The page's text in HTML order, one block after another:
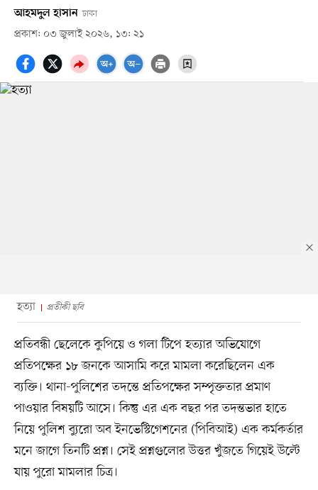
আহমদুল হাসান ঢাকা
প্রকাশ: ০৩ জুলাই ২০২৬, ১৩: ২১
হত্যা প্রতীকী ছবি
প্রতিবন্ধী ছেলেকে কুপিয়ে ও গলা টিপে হত্যার অভিযোগে
প্রতিপক্ষের ১৮ জনকে আসামি করে মামলা করেছিলেন এক
ব্যক্তি। থানা-পুলিশের তদন্তে প্রতিপক্ষের সম্পৃক্ততার প্রমাণ
পাওয়ার বিষয়টি আসে। কিন্তু এর এক বছর পর তদন্তভার হাতে
নিয়ে পুলিশ ব্যুরো অব ইনভেস্টিগেশনের (পিবিআই) এক কর্মকর্তার
মনে জাগে তিনটি প্রশ্ন। সেই প্রশ্নগুলোর উত্তর খুঁজতে গিয়েই উল্টে
যায় পুরো মামলার চিত্র।